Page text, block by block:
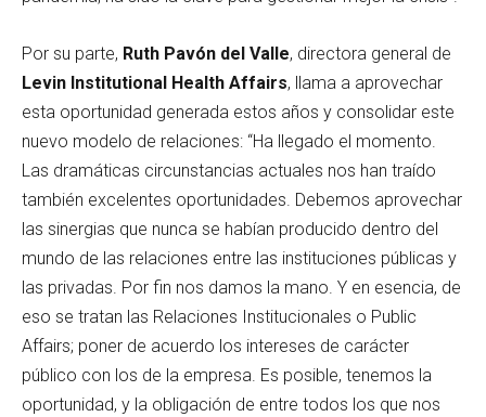
Por su parte, Ruth Pavón del Valle, directora general de
Levin Institutional Health Affairs, llama a aprovechar
esta oportunidad generada estos años y consolidar este
nuevo modelo de relaciones: “Ha llegado el momento.
Las dramáticas circunstancias actuales nos han traído
también excelentes oportunidades. Debemos aprovechar
las sinergias que nunca se habían producido dentro del
mundo de las relaciones entre las instituciones públicas y
las privadas. Por fin nos damos la mano. Y en esencia, de
eso se tratan las Relaciones Institucionales o Public
Affairs; poner de acuerdo los intereses de carácter
público con los de la empresa. Es posible, tenemos la
oportunidad, y la obligación de entre todos los que nos